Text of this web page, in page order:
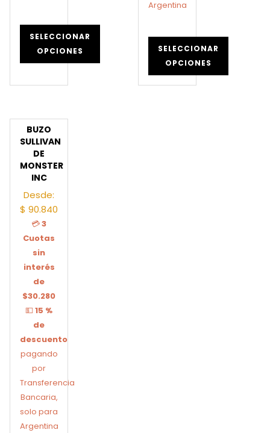
SELECCIONAR
OPCIONES
Argentina
SELECCIONAR
OPCIONES
BUZO
SULLIVAN
DE
MONSTER
INC
Desde:
$ 90.840
💳3
Cuotas
sin
interés
de
$30.280
💵15 %
de
descuento
pagando
por
Transferencia
Bancaria,
solo para
Argentina